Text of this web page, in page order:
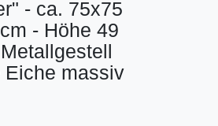
- ca. 75x75
- Höhe 49
Eiche massiv